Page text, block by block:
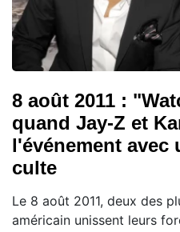
8 août 2011 :
quand Jay-Z et
l'événement avec
culte
Le 8 août 2011, deux des
américain unissent leurs